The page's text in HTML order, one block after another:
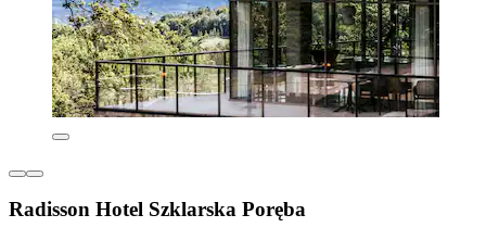
Radisson Hotel Szklarska Poręba